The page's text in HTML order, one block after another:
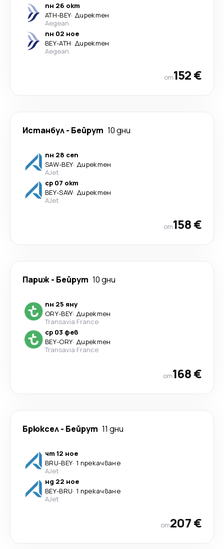
пн 26 окт
ATH-BEY· Директен
Aegean
пн 02 ное
BEY-ATH· Директен
Aegean
от152 €
Истанбул- Бейрут 10 дни
пн 28 сеп
SAW-BEY· Директен
AJet
ср 07 окт
BEY-SAW· Директен
AJet
от158 €
Париж- Бейрут 10 дни
пн 25 яну
ORY-BEY· Директен
Transavia France
ср 03 фев
BEY-ORY· Директен
Transavia France
от168 €
Брюксел- Бейрут 11 дни
чт 12 ное
BRU-BEY· 1 прекачване
AJet
нд 22 ное
BEY-BRU· 1 прекачване
AJet
от207 €